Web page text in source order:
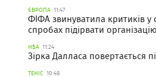
ЄВРОПА 11:47
ФІФА звинуватила критиків
спробах підірвати організацію
НБА 11:24
Зірка Далласа повертається
ТЕНІС 10:48